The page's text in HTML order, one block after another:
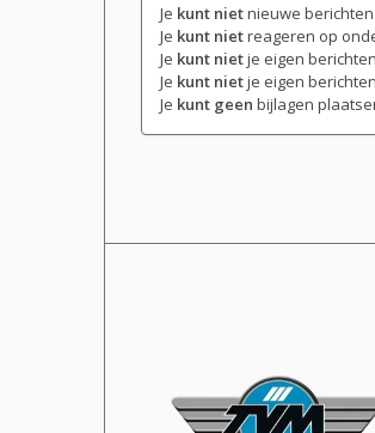
Je kunt nietnieuwe
Je kunt nietreageren op
Je kunt nietje eigen
Je kunt nietje eigen
Je kunt geen bijlagen